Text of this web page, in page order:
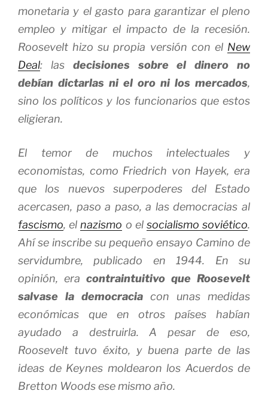
monetaria y el gasto para garantizar el pleno
empleo y mitigar el impacto de la recesión.
Roosevelt hizo su propia versión con el New
Deal: las decisiones sobre el dinero no
debían dictarlas ni el oro ni los mercados,
sino los políticos y los funcionarios que estos
eligieran.
El temor de muchos intelectuales y
economistas, como Friedrich von Hayek, era
que los nuevos superpoderes del Estado
acercasen, paso a paso, a las democracias al
fascismo, el nazismo o el socialismo soviético.
Ahí se inscribe su pequeño ensayo Camino de
servidumbre, publicado en 1944. En su
opinión, era contraintuitivo que Roosevelt
salvase la democracia con unas medidas
económicas que en otros países habían
ayudado a destruirla. A pesar de eso,
Roosevelt tuvo éxito, y buena parte de las
ideas de Keynes moldearon los Acuerdos de
Bretton Woods ese mismo año.